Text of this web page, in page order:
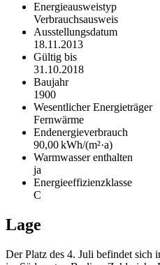
Energieausweistyp
Verbrauchs­ausweis
Ausstellungsdatum
18.11.2013
Gültig bis
31.10.2018
Baujahr
1900
Wesentlicher Energieträger
Fernwärme
Endenergie­verbrauch
90,00 kWh/(m²·a)
Warmwasser enthalten
ja
Energie­effizienz­klasse
C
Lage
Der Platz des 4. Juli befindet sich